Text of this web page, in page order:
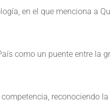
en el que menciona a
como un puente entre la
reconociendo